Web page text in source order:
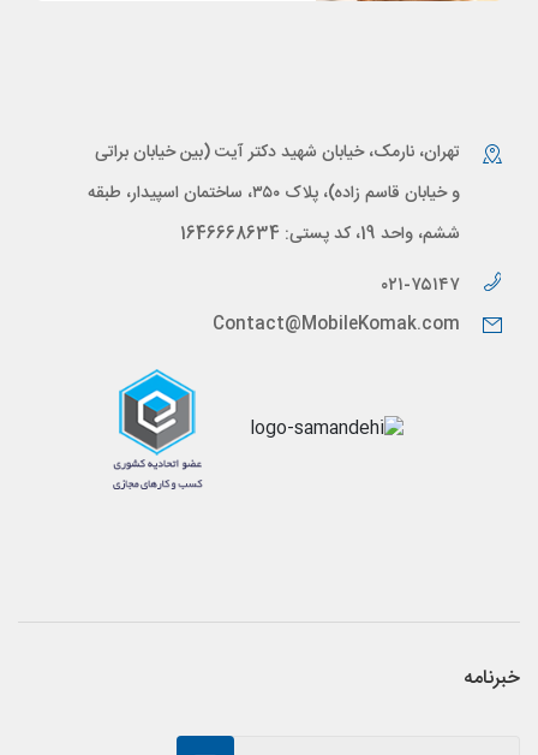
تهران، نارمک، خیابان شهید دکتر آیت (بین خیابان براتی
و خیابان قاسم زاده)، پلاک ۳۵۰، ساختمان اسپیدار، طبقه
ششم، واحد 19، کد پستی: 1646668634
۰۲۱-۷۵۱۴۷
Contact@MobileKomak.com
خبرنامه